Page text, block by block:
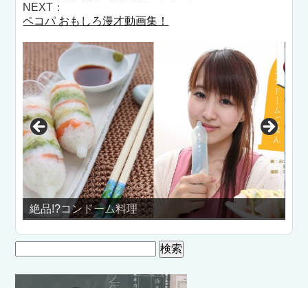
NEXT：
ペコパ おもしろ漫才動画集！
AV男優しみけん